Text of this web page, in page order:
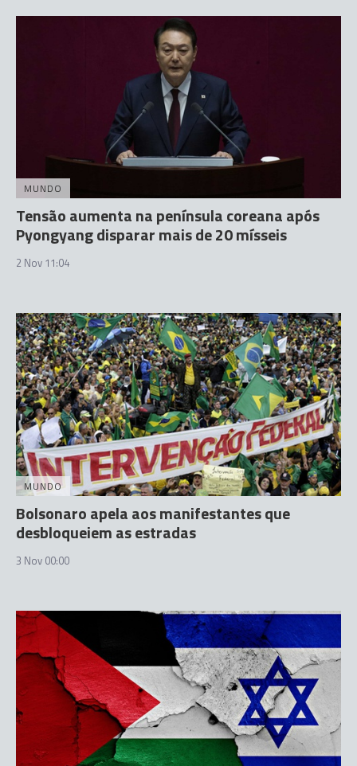
MUNDO
Tensão aumenta na península coreana após
Pyongyang disparar mais de 20 mísseis
2 Nov 11:04
MUNDO
Bolsonaro apela aos manifestantes que
desbloqueiem as estradas
3 Nov 00:00